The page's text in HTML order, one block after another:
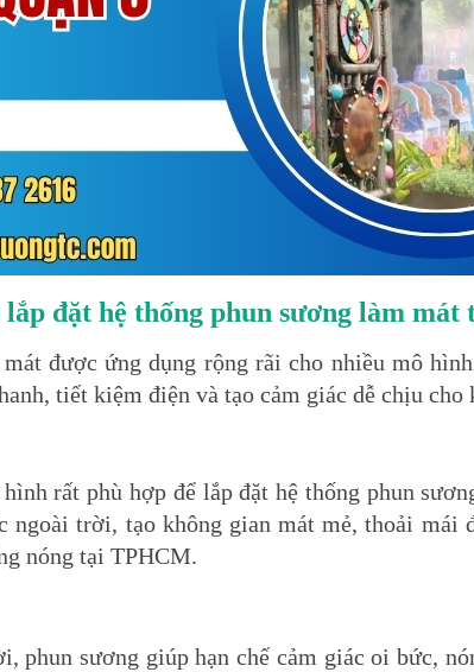
đặt hệ thống phun sương làm mát
được ứng dụng rộng rãi cho nhiều mô
tiết kiệm điện và tạo cảm giác dễ chịu cho
rất phù hợp để lắp đặt hệ thống phun
ngoài trời, tạo không gian mát mẻ, thoải mái
nóng tại TPHCM.
phun sương giúp hạn chế cảm giác oi bức,